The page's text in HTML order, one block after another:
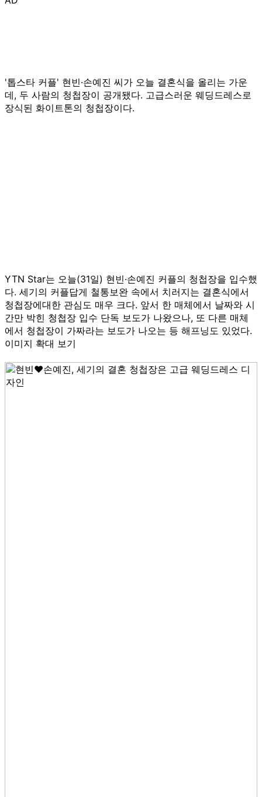
'톱스타 커플' 현빈·손예진 씨가 오늘 결혼식을 올리는 가운
데, 두 사람의 청첩장이 공개됐다. 고급스러운 웨딩드레스로
장식된 화이트톤의 청첩장이다.
YTN Star는 오늘(31일) 현빈·손예진 커플의 청첩장을 입수했
다. 세기의 커플답게 철통보완 속에서 치러지는 결혼식에서
청첩장에대한 관심도 매우 크다. 앞서 한 매체에서 날짜와 시
간만 박힌 청첩장 입수 단독 보도가 나왔으나, 또 다른 매체
에서 청첩장이 가짜라는 보도가 나오는 등 해프닝도 있었다.
이미지 확대 보기